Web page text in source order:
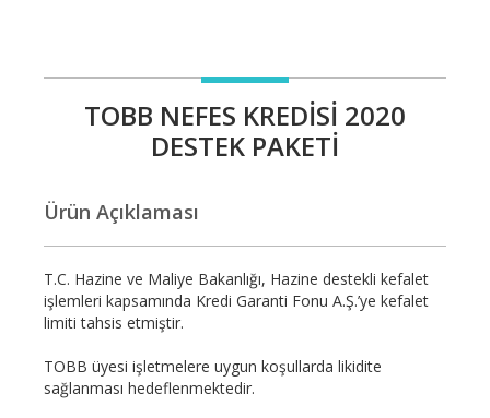
TOBB NEFES KREDISI 2020
DESTEK PAKETI
Ürün Açıklaması
T.C. Hazine ve Maliye Bakanlığı, Hazine destekli kefalet
işlemleri kapsamında Kredi Garanti Fonu A.Ş.’ye kefalet
limiti tahsis etmiştir.
TOBB üyesi işletmelere uygun koşullarda likidite
sağlanması hedeflenmektedir.